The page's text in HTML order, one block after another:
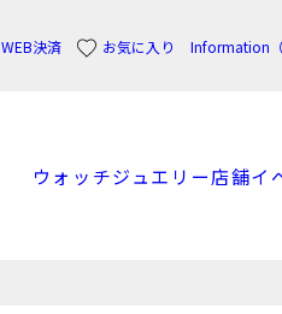
WEB決済 お気に入り Information（
ウォッチジュエリー店舗イ